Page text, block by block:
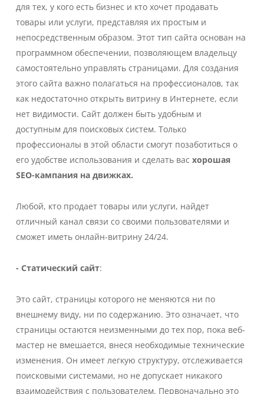
для тех, у кого есть бизнес и кто хочет продавать
товары или услуги, представляя их простым и
непосредственным образом. Этот тип сайта основан на
программном обеспечении, позволяющем владельцу
самостоятельно управлять страницами. Для создания
этого сайта важно полагаться на профессионалов, так
как недостаточно открыть витрину в Интернете, если
нет видимости. Сайт должен быть удобным и
доступным для поисковых систем. Только
профессионалы в этой области смогут позаботиться о
его удобстве использования и сделать вас хорошая
SEO-кампания на движках.
Любой, кто продает товары или услуги, найдет
отличный канал связи со своими пользователями и
сможет иметь онлайн-витрину 24/24.
- Статический сайт:
Это сайт, страницы которого не меняются ни по
внешнему виду, ни по содержанию. Это означает, что
страницы остаются неизменными до тех пор, пока веб-
мастер не вмешается, внеся необходимые технические
изменения. Он имеет легкую структуру, отслеживается
поисковыми системами, но не допускает никакого
взаимодействия с пользователем. Первоначально это